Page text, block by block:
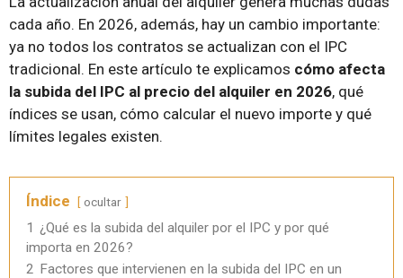
cada año. En 2026, además, hay un cambio importante:
ya no todos los contratos se actualizan con el IPC
tradicional. En este artículo te explicamos cómo afecta
la subida del IPC al precio del alquiler en 2026, qué
índices se usan, cómo calcular el nuevo importe y qué
límites legales existen.
Índice ocultar
1 ¿Qué es la subida del alquiler por el IPC y por qué
importa en 2026?
2 Factores que intervienen en la subida del IPC en un